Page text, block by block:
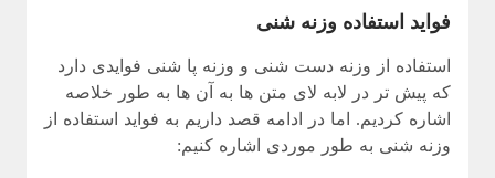
فواید استفاده وزنه شنی
استفاده از وزنه دست شنی و وزنه پا شنی فوایدی دارد
که پیش تر در لابه لای متن ها به آن ها به طور خلاصه
اشاره کردیم. اما در ادامه قصد داریم به فواید استفاده از
وزنه شنی به طور موردی اشاره کنیم: